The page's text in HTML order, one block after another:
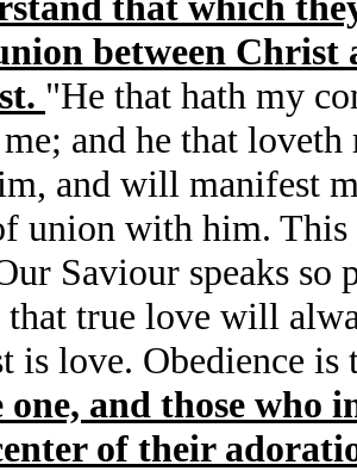
between
"He that hath my
and he that
and will manifest
union with him. This
Saviour speaks
that true love will
is love. Obedience
one, and those who
of their